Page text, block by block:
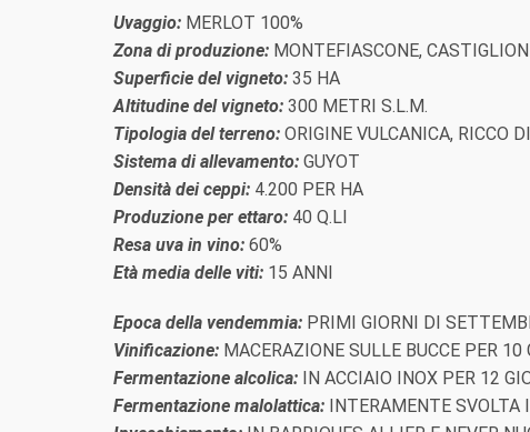
Uvaggio: MERLOT 100%
Zona di produzione: MONTEFIASCONE,
Superficie del vigneto: 35 HA
Altitudine del vigneto: 300 METRI S.L.M.
Tipologia del terreno: ORIGINE VULCANICA, RICCO
Sistema di allevamento: GUYOT
Densità dei ceppi: 4.200 PER HA
Produzione per ettaro: 40 Q.LI
Resa uva in vino: 60%
Età media delle viti: 15 ANNI
Epoca della vendemmia: PRIMI GIORNI DI
Vinificazione: MACERAZIONE SULLE BUCCE PER
Fermentazione alcolica: IN ACCIAIO INOX PER 12
Fermentazione malolattica: INTERAMENTE SVOLTA